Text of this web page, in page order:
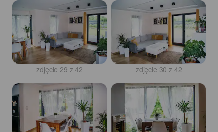
zdjęcie 29 z 42 zdjęcie 30 z 42